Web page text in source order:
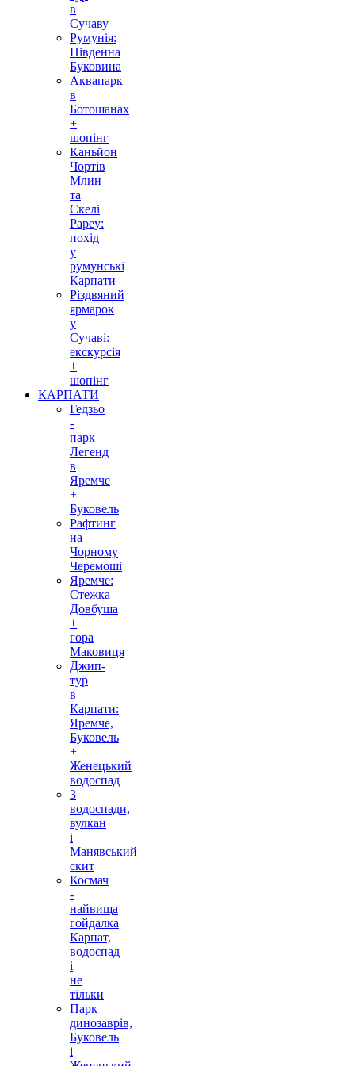
в
Сучаву
Румунія:
Південна
Буковина
Аквапарк
в
Ботошанах
+
шопінг
Каньйон
Чортів
Млин
та
Скелі
Рареу:
похід
у
румунські
Карпати
Різдвяний
ярмарок
у
Сучаві:
екскурсія
+
шопінг
КАРПАТИ
Гедзьо
-
парк
Легенд
в
Яремче
+
Буковель
Рафтинг
на
Чорному
Черемоші
Яремче:
Стежка
Довбуша
+
гора
Маковиця
Джип-
тур
в
Карпати:
Яремче,
Буковель
+
Женецький
водоспад
3
водоспади,
вулкан
і
Манявський
скит
Космач
-
найвища
гойдалка
Карпат,
водоспад
і
не
тільки
Парк
динозаврів,
Буковель
і